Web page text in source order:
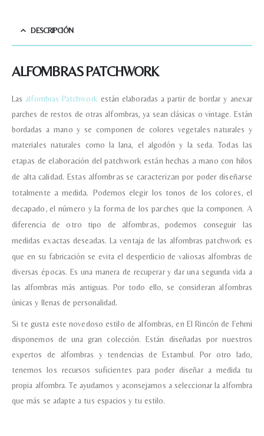
DESCRIPCIÓN
ALFOMBRAS PATCHWORK
Las alfombras Patchwork están elaboradas a partir de bordar y anexar
parches de restos de otras alfombras, ya sean clásicas o vintage. Están
bordadas a mano y se componen de colores vegetales naturales y
materiales naturales como la lana, el algodón y la seda.Todas las
etapas de elaboración del patchwork están hechas a mano con hilos
de alta calidad. Estas alfombras se caracterizan por poder diseñarse
totalmente a medida. Podemos elegir los tonos de los colores, el
decapado, el número y la forma de los parches que la componen. A
diferencia de otro tipo de alfombras, podemos conseguir las
medidas exactas deseadas.La ventaja de las alfombras patchwork es
que en su fabricación se evita el desperdicio de valiosas alfombras de
diversas épocas. Es una manera de recuperar y dar una segunda vida a
las alfombras más antiguas. Por todo ello, se consideran alfombras
únicas y llenas de personalidad.
Si te gusta este novedoso estilo de alfombras, en El Rincón de Fehmi
disponemos de una gran colección. Están diseñadas por nuestros
expertos de alfombras y tendencias de Estambul. Por otro lado,
tenemos los recursos suficientes para poder diseñar a medida tu
propia alfombra. Te ayudamos y aconsejamos a seleccionar la alfombra
que más se adapte a tus espacios y tu estilo.
Nombre y apellido *
Correo electronico
Tu mensaje.
Nombre y Referencia del producto
Acuerdo RGPD*
Doy mi consentimiento para que
esta web almacene la
información que envío para que
puedan responder a mi petición.